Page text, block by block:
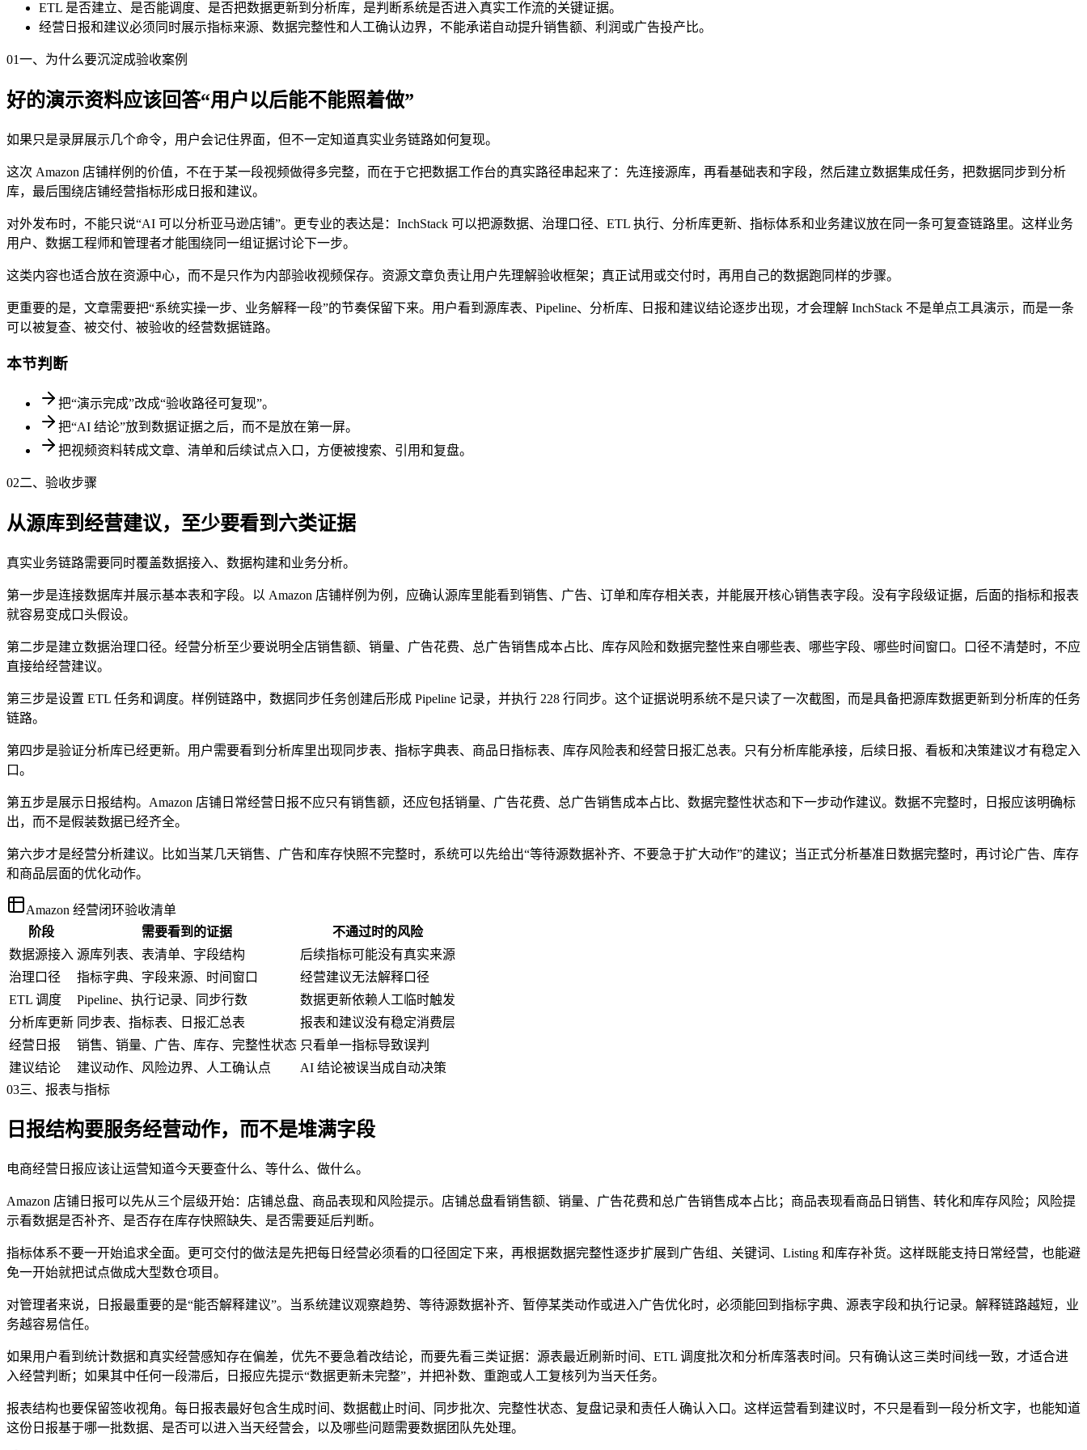
ETL 是否建立、是否能调度、是否把数据更新到分析库，是判断系统是否进入真实工作流的关键证据。
经营日报和建议必须同时展示指标来源、数据完整性和人工确认边界，不能承诺自动提升销售额、利润或广告投产比。
01一、为什么要沉淀成验收案例
好的演示资料应该回答“用户以后能不能照着做”
如果只是录屏展示几个命令，用户会记住界面，但不一定知道真实业务链路如何复现。
这次 Amazon 店铺样例的价值，不在于某一段视频做得多完整，而在于它把数据工作台的真实路径串起来了：先连接源库，再看基础表和字段，然后建立数据集成任务，把数据同步到分析
库，最后围绕店铺经营指标形成日报和建议。
对外发布时，不能只说“AI 可以分析亚马逊店铺”。更专业的表达是：InchStack 可以把源数据、治理口径、ETL 执行、分析库更新、指标体系和业务建议放在同一条可复查链路里。这样业务
用户、数据工程师和管理者才能围绕同一组证据讨论下一步。
这类内容也适合放在资源中心，而不是只作为内部验收视频保存。资源文章负责让用户先理解验收框架；真正试用或交付时，再用自己的数据跑同样的步骤。
更重要的是，文章需要把“系统实操一步、业务解释一段”的节奏保留下来。用户看到源库表、Pipeline、分析库、日报和建议结论逐步出现，才会理解 InchStack 不是单点工具演示，而是一条
可以被复查、被交付、被验收的经营数据链路。
本节判断
把“演示完成”改成“验收路径可复现”。
把“AI 结论”放到数据证据之后，而不是放在第一屏。
把视频资料转成文章、清单和后续试点入口，方便被搜索、引用和复盘。
02二、验收步骤
从源库到经营建议，至少要看到六类证据
真实业务链路需要同时覆盖数据接入、数据构建和业务分析。
第一步是连接数据库并展示基本表和字段。以 Amazon 店铺样例为例，应确认源库里能看到销售、广告、订单和库存相关表，并能展开核心销售表字段。没有字段级证据，后面的指标和报表
就容易变成口头假设。
第二步是建立数据治理口径。经营分析至少要说明全店销售额、销量、广告花费、总广告销售成本占比、库存风险和数据完整性来自哪些表、哪些字段、哪些时间窗口。口径不清楚时，不应
直接给经营建议。
第三步是设置 ETL 任务和调度。样例链路中，数据同步任务创建后形成 Pipeline 记录，并执行 228 行同步。这个证据说明系统不是只读了一次截图，而是具备把源库数据更新到分析库的任务
链路。
第四步是验证分析库已经更新。用户需要看到分析库里出现同步表、指标字典表、商品日指标表、库存风险表和经营日报汇总表。只有分析库能承接，后续日报、看板和决策建议才有稳定入
口。
第五步是展示日报结构。Amazon 店铺日常经营日报不应只有销售额，还应包括销量、广告花费、总广告销售成本占比、数据完整性状态和下一步动作建议。数据不完整时，日报应该明确标
出，而不是假装数据已经齐全。
第六步才是经营分析建议。比如当某几天销售、广告和库存快照不完整时，系统可以先给出“等待源数据补齐、不要急于扩大动作”的建议；当正式分析基准日数据完整时，再讨论广告、库存
和商品层面的优化动作。
Amazon 经营闭环验收清单
阶段
需要看到的证据
不通过时的风险
数据源接入 源库列表、表清单、字段结构
后续指标可能没有真实来源
治理口径
指标字典、字段来源、时间窗口
经营建议无法解释口径
ETL 调度
Pipeline、执行记录、同步行数
数据更新依赖人工临时触发
分析库更新 同步表、指标表、日报汇总表
报表和建议没有稳定消费层
经营日报
销售、销量、广告、库存、完整性状态 只看单一指标导致误判
建议结论
建议动作、风险边界、人工确认点
AI 结论被误当成自动决策
03三、报表与指标
日报结构要服务经营动作，而不是堆满字段
电商经营日报应该让运营知道今天要查什么、等什么、做什么。
Amazon 店铺日报可以先从三个层级开始：店铺总盘、商品表现和风险提示。店铺总盘看销售额、销量、广告花费和总广告销售成本占比；商品表现看商品日销售、转化和库存风险；风险提
示看数据是否补齐、是否存在库存快照缺失、是否需要延后判断。
指标体系不要一开始追求全面。更可交付的做法是先把每日经营必须看的口径固定下来，再根据数据完整性逐步扩展到广告组、关键词、Listing 和库存补货。这样既能支持日常经营，也能避
免一开始就把试点做成大型数仓项目。
对管理者来说，日报最重要的是“能否解释建议”。当系统建议观察趋势、等待源数据补齐、暂停某类动作或进入广告优化时，必须能回到指标字典、源表字段和执行记录。解释链路越短，业
务越容易信任。
如果用户看到统计数据和真实经营感知存在偏差，优先不要急着改结论，而要先看三类证据：源表最近刷新时间、ETL 调度批次和分析库落表时间。只有确认这三类时间线一致，才适合进
入经营判断；如果其中任何一段滞后，日报应先提示“数据更新未完整”，并把补数、重跑或人工复核列为当天任务。
报表结构也要保留签收视角。每日报表最好包含生成时间、数据截止时间、同步批次、完整性状态、复盘记录和责任人确认入口。这样运营看到建议时，不只是看到一段分析文字，也能知道
这份日报基于哪一批数据、是否可以进入当天经营会，以及哪些问题需要数据团队先处理。